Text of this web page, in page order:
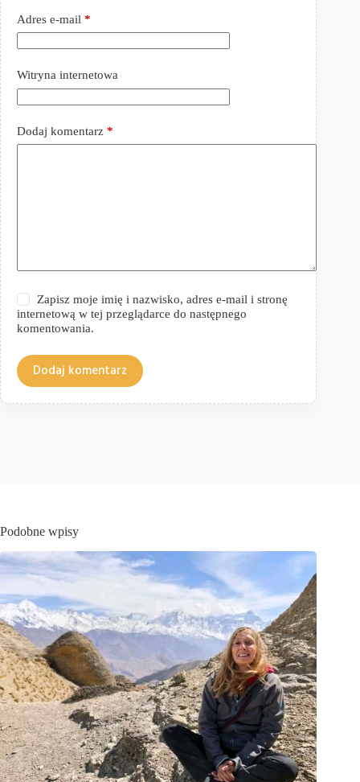
Adres e-mail *
Witryna internetowa
Dodaj komentarz *
Zapisz moje imię i nazwisko, adres e-mail i stronę
internetową w tej przeglądarce do następnego
komentowania.
Dodaj komentarz
Podobne wpisy